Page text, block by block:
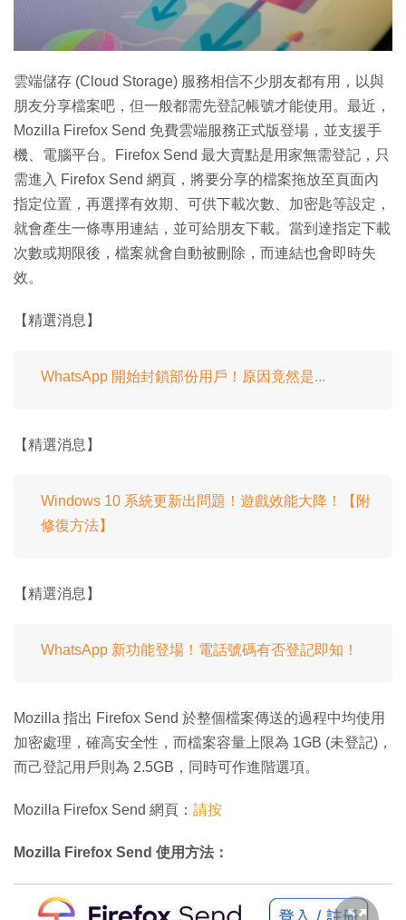
雲端儲存 (Cloud Storage) 服務相信不少朋友都有用，以與
朋友分享檔案吧，但一般都需先登記帳號才能使用。最近，
Mozilla Firefox Send 免費雲端服務正式版登場，並支援手
機、電腦平台。Firefox Send 最大賣點是用家無需登記，只
需進入 Firefox Send 網頁，將要分享的檔案拖放至頁面內
指定位置，再選擇有效期、可供下載次數、加密匙等設定，
就會產生一條專用連結，並可給朋友下載。當到達指定下載
次數或期限後，檔案就會自動被刪除，而連結也會即時失
效。
【精選消息】
WhatsApp 開始封鎖部份用戶！原因竟然是...
【精選消息】
Windows 10 系統更新出問題！遊戲效能大降！【附
修復方法】
【精選消息】
WhatsApp 新功能登場！電話號碼有否登記即知！
Mozilla 指出 Firefox Send 於整個檔案傳送的過程中均使用
加密處理，確高安全性，而檔案容量上限為 1GB (未登記)，
而己登記用戶則為 2.5GB，同時可作進階選項。
Mozilla Firefox Send 網頁： 請按
Mozilla Firefox Send 使用方法：